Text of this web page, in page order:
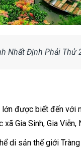
Nhất Định Phải Thử
được biết đến với
Gia Sinh, Gia
di sản thế giới